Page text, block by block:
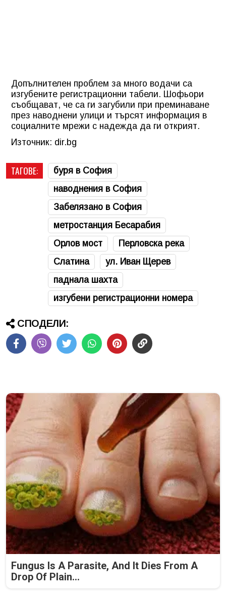
Допълнителен проблем за много водачи са
изгубените регистрационни табели. Шофьори
съобщават, че са ги загубили при преминаване
през наводнени улици и търсят информация в
социалните мрежи с надежда да ги открият.
Източник: dir.bg
ТАГОВЕ:
буря в София
наводнения в София
Забелязано в София
метростанция Бесарабия
Орлов мост
Перловска река
Слатина
ул. Иван Щерев
паднала шахта
изгубени регистрационни номера
СПОДЕЛИ:
Fungus Is A Parasite, And It Dies From A
Drop Of Plain...